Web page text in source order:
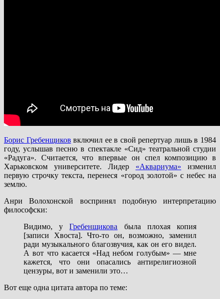
Борис Гребенщиков включил ее в свой репертуар лишь в 1984
году, услышав песню в спектакле «Сид» театральной студии
«Радуга». Считается, что впервые он спел композицию в
Харьковском университете. Лидер «Аквариума» изменил
первую строчку текста, перенеся «город золотой» с небес на
землю.
Анри Волохонской воспринял подобную интерпретацию
философски:
Видимо, уГребенщикова была плохая копия
[записи Хвоста]. Что-то он, возможно, заменил
ради музыкального благозвучия, как он его видел.
А вот что касается «Над небом голубым» — мне
кажется, что они опасались антирелигиозной
цензуры, вот и заменили это…
Вот еще одна цитата автора по теме: